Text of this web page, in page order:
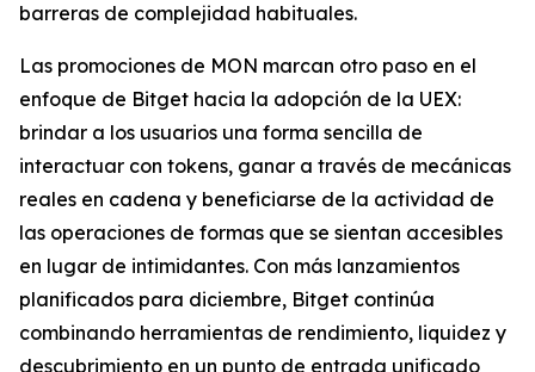
barreras de complejidad habituales.
Las promociones de MON marcan otro paso en el
enfoque de Bitget hacia la adopción de la UEX:
brindar a los usuarios una forma sencilla de
interactuar con tokens, ganar a través de mecánicas
reales en cadena y beneficiarse de la actividad de
las operaciones de formas que se sientan accesibles
en lugar de intimidantes. Con más lanzamientos
planificados para diciembre, Bitget continúa
combinando herramientas de rendimiento, liquidez y
descubrimiento en un punto de entrada unificado